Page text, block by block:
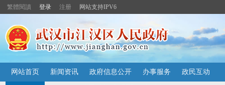
繁體閱讀 登录 注册 网站支持IPV6
网站首页 新闻资讯 政府信息公开 办事服务 政民互动